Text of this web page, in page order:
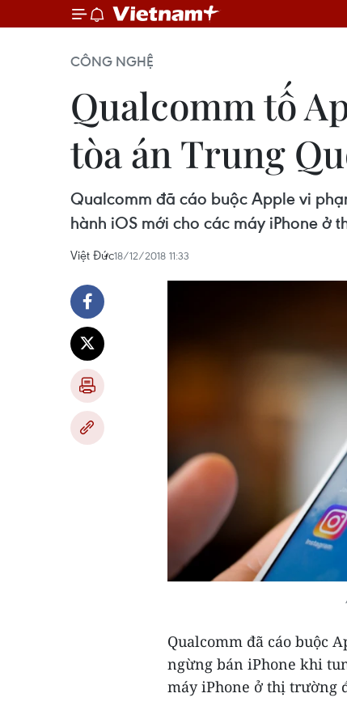
CÔNG NGHỆ
Qualcomm tố
tòa án Trung
Qualcomm đã cáo buộc Apple vi
hành iOS mới cho các máy iPhone ở
Việt Đức18/12/2018 11:33
Qualcomm đã cáo buộc
ngừng bán iPhone khi
máy iPhone ở thị trường